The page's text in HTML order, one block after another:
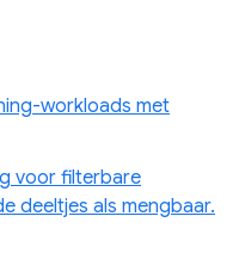
workloads met
voor filterbare
deeltjes als mengbaar.